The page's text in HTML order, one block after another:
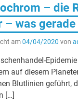
– die
– was
am04/04/2020 von
auf diesem
Blutlinien geführt,
[…]